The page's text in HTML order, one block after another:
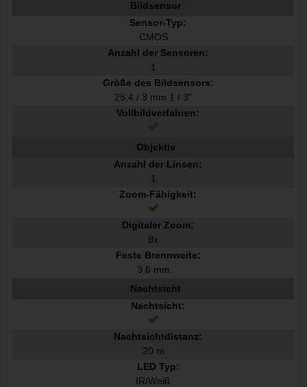
Bildsensor
Sensor-Typ:
CMOS
Anzahl der Sensoren:
1
Größe des Bildsensors:
25,4 / 3 mm 1 / 3"
Vollbildverfahren:
Objektiv
Anzahl der Linsen:
1
Zoom-Fähigkeit:
Digitaler Zoom:
8x
Feste Brennweite:
3,6 mm
Nachtsicht
Nachtsicht:
Nachtsichtdistanz:
20 m
LED Typ:
IR/Weiß